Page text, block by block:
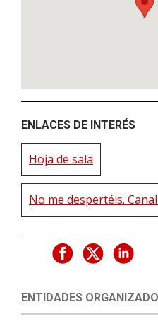
ENLACES DE INTERÉS
Hoja de sala
No me despertéis.
ENTIDADES